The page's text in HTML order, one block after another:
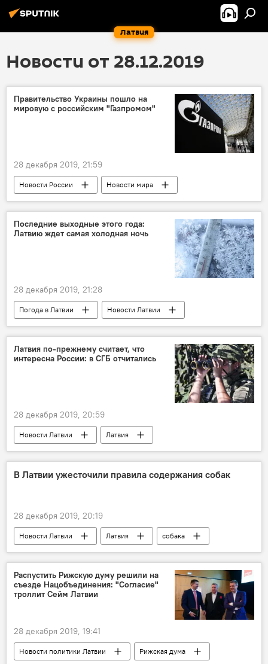
Латвия
Новости от 28.12.2019
Правительство Украины пошло на
мировую с российским "Газпромом"
28 декабря 2019, 21:59
Новости России
Новости мира
Украина
Россия Газпром
Последние выходные этого года:
Латвию ждет самая холодная ночь
28 декабря 2019, 21:28
Погода в Латвии
Новости Латвии
мороз
Латвия
Рига
Видземе
Курземе
Латвия по-прежнему считает, что
интересна России: в СГБ отчитались
28 декабря 2019, 20:59
Новости Латвии
Латвия
Служба государственной безопасности
Россия
В Латвии ужесточили правила содержания собак
28 декабря 2019, 20:19
Новости Латвии Латвия
собака
ветеринары
Латвийское общество ветеринарных врачей
Распустить Рижскую думу решили на
съезде Нацобъединения: "Согласие"
троллит Сейм Латвии
28 декабря 2019, 19:41
Новости политики Латвии
Рижская дума